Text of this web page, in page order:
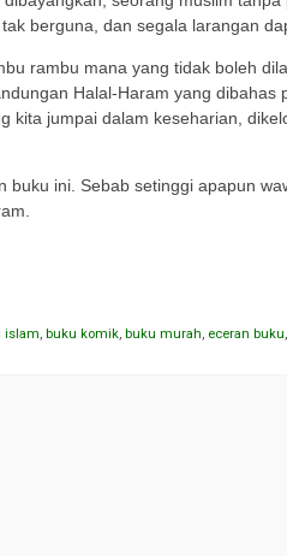
berguna, dan segala larangan
rambu mana yang tidak boleh
Halal-Haram yang dibahas
kita jumpai dalam keseharian,
ini. Sebab setinggi apapun
islam,buku komik,buku murah, eceran buku,